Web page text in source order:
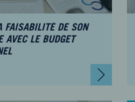
FAISABILITÉ DE SON
AVEC LE BUDGET